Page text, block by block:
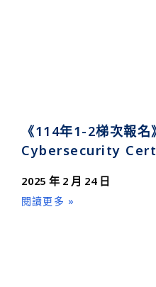
《114年1-2梯次報
Cybersecurity
2025 年 2 月 24 日
閱讀更多 »